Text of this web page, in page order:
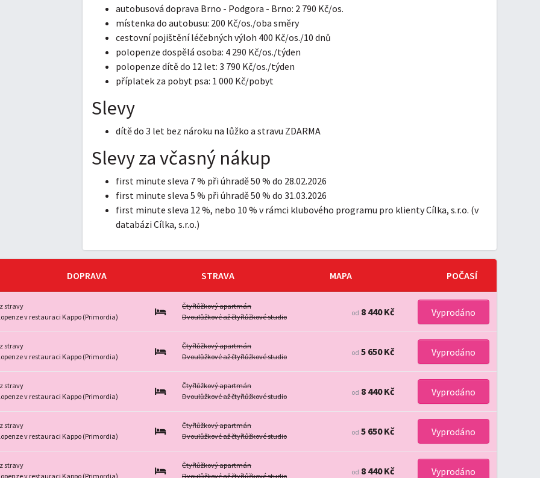
autobusová doprava Brno - Podgora - Brno: 2 790 Kč/os.
místenka do autobusu: 200 Kč/os./oba směry
cestovní pojištění léčebných výloh 400 Kč/os./10 dnů
polopenze dospělá osoba: 4 290 Kč/os./týden
polopenze dítě do 12 let: 3 790 Kč/os./týden
příplatek za pobyt psa: 1 000 Kč/pobyt
Slevy
dítě do 3 let bez nároku na lůžko a stravu ZDARMA
Slevy za včasný nákup
first minute sleva 7 % při úhradě 50 % do 28.02.2026
first minute sleva 5 % při úhradě 50 % do 31.03.2026
first minute sleva 12 %, nebo 10 % v rámci klubového programu pro klienty Cílka, s.r.o. (v
databázi Cílka, s.r.o.)
DOPRAVA STRAVA MAPA POČASÍ
stravy
v restauraci Kappo (Primordia)
Čtyřlůžkový apartmán
Dvoulůžkové až čtyřlůžkové studio
od 8 440 Kč Vyprodáno
stravy
v restauraci Kappo (Primordia)
Čtyřlůžkový apartmán
Dvoulůžkové až čtyřlůžkové studio
od 5 650 Kč Vyprodáno
stravy
v restauraci Kappo (Primordia)
Čtyřlůžkový apartmán
Dvoulůžkové až čtyřlůžkové studio
od 8 440 Kč Vyprodáno
stravy
v restauraci Kappo (Primordia)
Čtyřlůžkový apartmán
Dvoulůžkové až čtyřlůžkové studio
od 5 650 Kč Vyprodáno
stravy
v restauraci Kappo (Primordia)
Čtyřlůžkový apartmán
Dvoulůžkové až čtyřlůžkové studio
od 8 440 Kč Vyprodáno